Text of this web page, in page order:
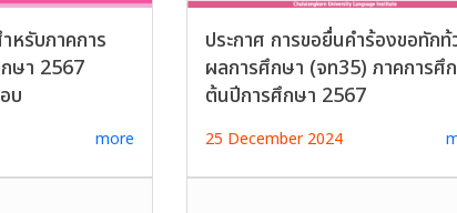
หรับภาคการ
ษา 2567
บ
more
ประกาศ การขอยื่นคำร้องขอทักท้
ผลการศึกษา (จท35) ภาคการศึ
ต้นปีการศึกษา 2567
25 December 2024